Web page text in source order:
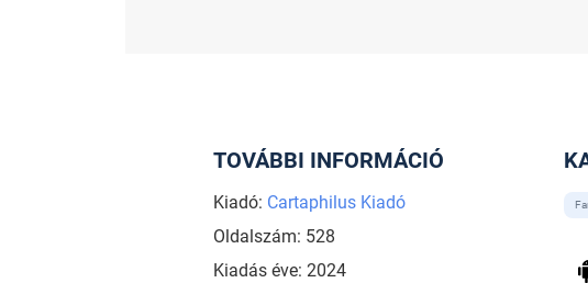
TOVÁBBI INFORMÁCIÓ
Kiadó: Cartaphilus Kiadó
Oldalszám: 528
Kiadás éve: 2024